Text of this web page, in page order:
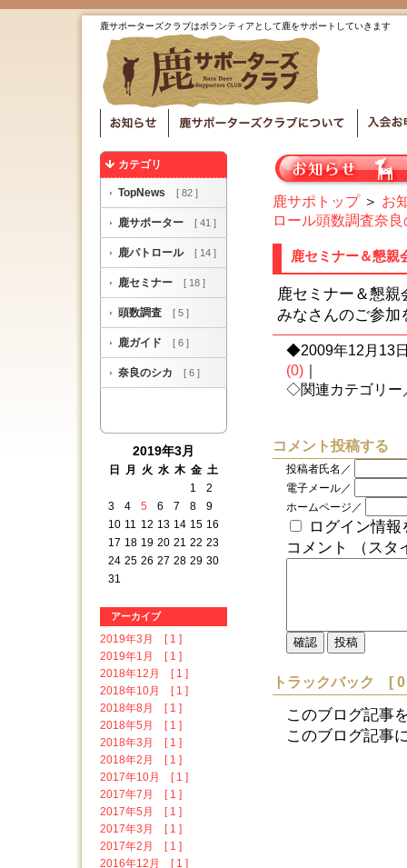
鹿サポーターズクラブはボランティアとして鹿をサポートしていきます
カテゴリ
TopNews [ 82 ]
鹿サポーター [ 41 ]
鹿パトロール [ 14 ]
鹿セミナー [ 18 ]
頭数調査 [ 5 ]
鹿ガイド [ 6 ]
奈良のシカ [ 6 ]
2019年3月
日 月 火 水 木 金 土
1
2
3
4 5 6 7 8
9
10 11 12 13 14 15 16
17 18 19 20 21 22 23
24 25 26 27 28 29 30
31
アーカイブ
2019年3月 [ 1 ]
2019年1月 [ 1 ]
2018年12月 [ 1 ]
2018年10月 [ 1 ]
2018年8月 [ 1 ]
2018年5月 [ 1 ]
2018年3月 [ 1 ]
2018年2月 [ 1 ]
2017年10月 [ 1 ]
2017年7月 [ 1 ]
2017年5月 [ 1 ]
2017年3月 [ 1 ]
2017年2月 [ 1 ]
2016年12月 [ 1 ]
鹿サポトップ＞ お
ロール頭数調査奈良
鹿セミナー＆懇親
鹿セミナー＆懇親
みなさんのご参加
◆2009年12月13
(0)
◇関連カテゴリー
コメント投稿する
投稿者氏名／
電子メール／
ホームページ／
ログイン情報
コメント （スタ
トラックバック [
このブログ記事
このブログ記事